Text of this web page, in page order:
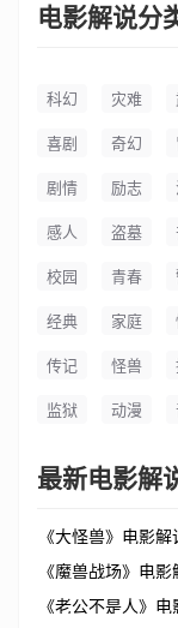
电影解说分
科幻 灾难
喜剧 奇幻
剧情 励志
感人 盗墓
校园 青春
经典 家庭
传记 怪兽
监狱 动漫
最新电影解
《大怪兽》电影解
《魔兽战场》电
《老公不是人》